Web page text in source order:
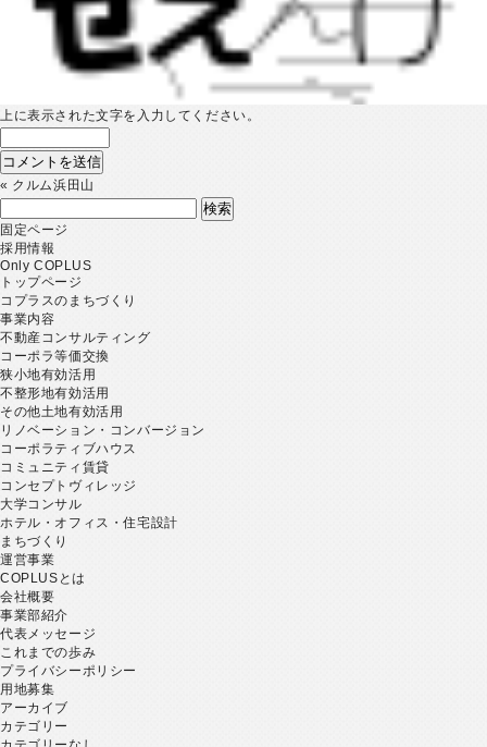
上に表示された文字を入力してください。
« クルム浜田山
索:
固定ページ
採用情報
Only COPLUS
トップページ
コプラスのまちづくり
事業内容
不動産コンサルティング
コーポラ等価交換
狭小地有効活用
不整形地有効活用
その他土地有効活用
リノベーション・コンバージョン
コーポラティブハウス
コミュニティ賃貸
コンセプトヴィレッジ
大学コンサル
ホテル・オフィス・住宅設計
まちづくり
運営事業
COPLUSとは
会社概要
事業部紹介
代表メッセージ
これまでの歩み
プライバシーポリシー
用地募集
アーカイブ
カテゴリー